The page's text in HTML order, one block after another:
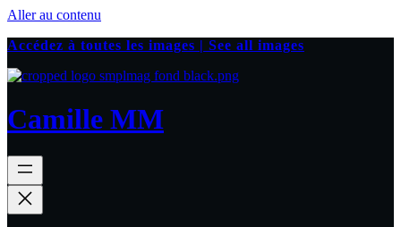
Aller au contenu
Accédez à toutes les images | See all images
Camille MM